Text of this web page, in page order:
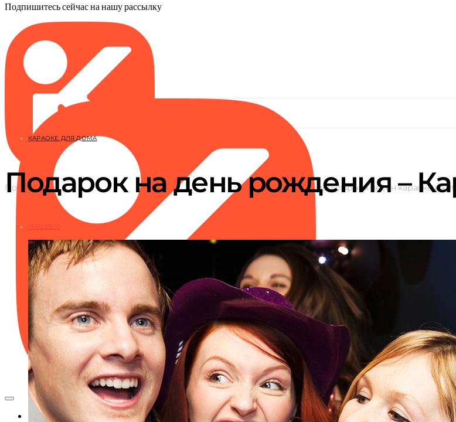
Подпишитесь сейчас на нашу рассылку
ВСЁ О КАРАОКЕ
Познавательные статьи и интересные факты о караоке, а также подборки популярных песен караоке
НОВОСТИ
КАРАОКЕ ДЛЯ ДОМА
Подарок на день рождения –
13.02.2020